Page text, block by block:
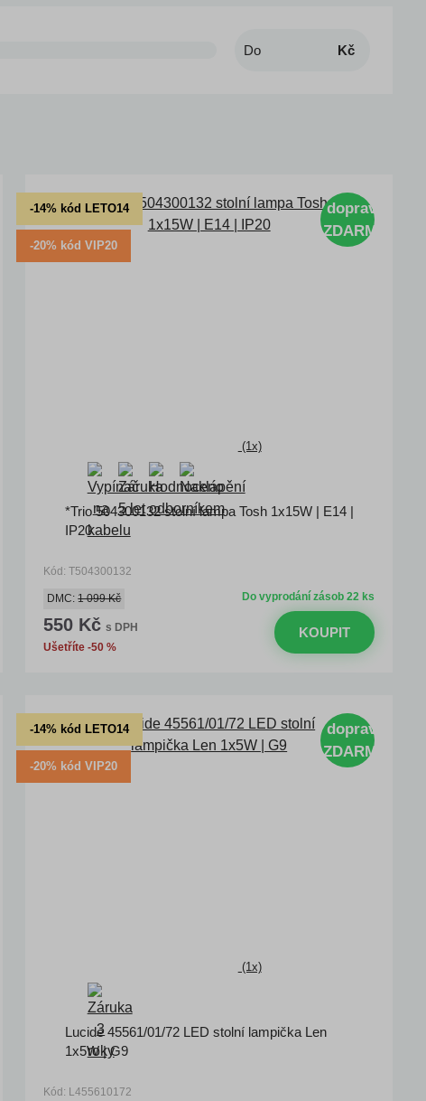
Kč
-14% kód LETO14
-20% kód VIP20
doprava
ZDARMA
(1x)
*Trio 504300132 stolní lampa Tosh 1x15W | E14 |
IP20
Kód: T504300132
Do vyprodání zásob 22 ks
DMC:1 099 Kč
550 Kč s DPH
Ušetříte -50 %
KOUPIT
-14% kód LETO14
-20% kód VIP20
doprava
ZDARMA
(1x)
Lucide 45561/01/72 LED stolní lampička Len
1x5W | G9
Kód: L455610172